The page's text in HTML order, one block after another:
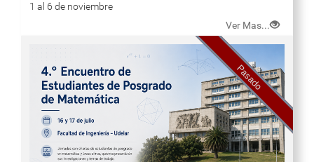
1 al 6 de noviembre
Ver Mas...
Pasado